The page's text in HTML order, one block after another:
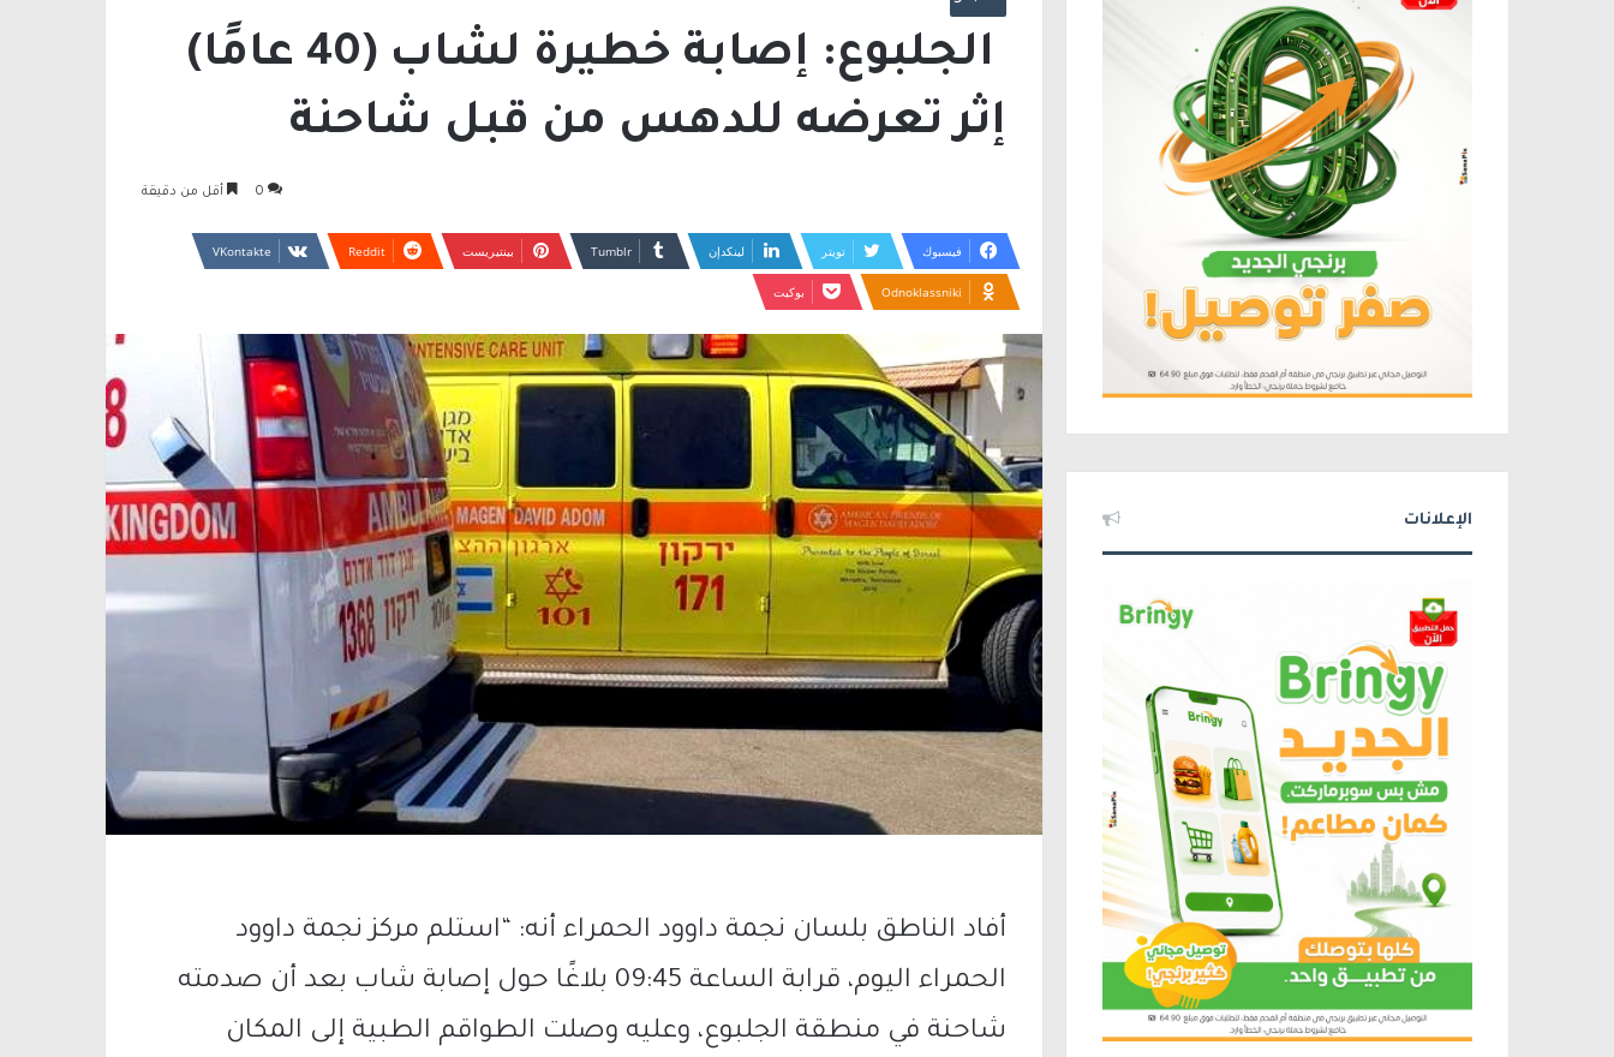
الجلبوع: إصابة خطيرة لشاب (40 عامًا)
إثر تعرضه للدهس من قبل شاحنة
0 أقل من دقيقة
فيسبوك تويتر لينكدإن بينتيريست
Odnoklassniki بوكيت
أفاد الناطق بلسان نجمة داوود الحمراء أنه: “استلم مركز نجمة داوود
الحمراء اليوم، قرابة الساعة 09:45 بلاغًا حول إصابة شاب بعد أن صدمته
شاحنة في منطقة الجلبوع، وعليه وصلت الطواقم الطبية إلى المكان
الإعلانات